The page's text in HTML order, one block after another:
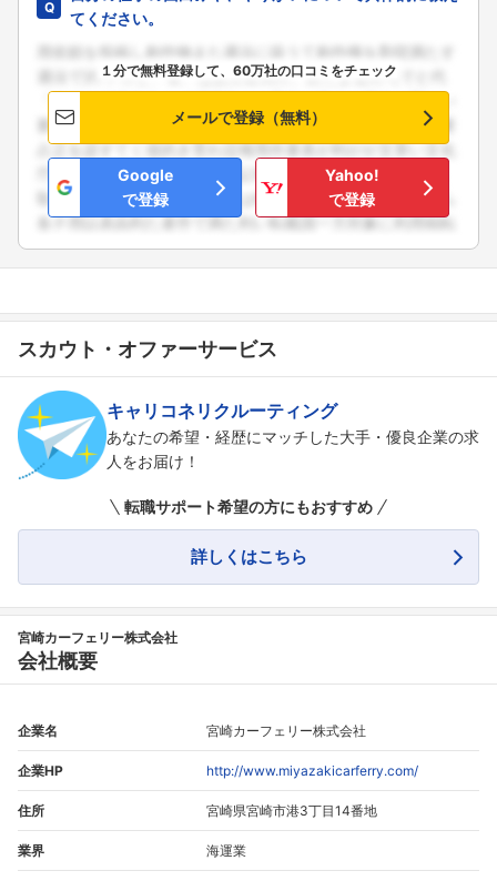
フォローしました
てください。
１分で無料登録して、60万社の口コミをチェック
メールで登録（無料）
Google
で登録
Yahoo!
で登録
スカウト・オファーサービス
キャリコネリクルーティング
あなたの希望・経歴にマッチした大手・優良企業の求
人をお届け！
転職サポート希望の方にもおすすめ
詳しくはこちら
宮崎カーフェリー株式会社
会社概要
企業名 宮崎カーフェリー株式会社
企業HP http://www.miyazakicarferry.com/
住所 宮崎県宮崎市港3丁目14番地
業界 海運業